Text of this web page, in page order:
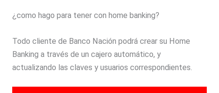
¿como hago para tener con home banking?
Todo cliente de Banco Nación podrá crear su Home
Banking a través de un cajero automático, y
actualizando las claves y usuarios correspondientes.